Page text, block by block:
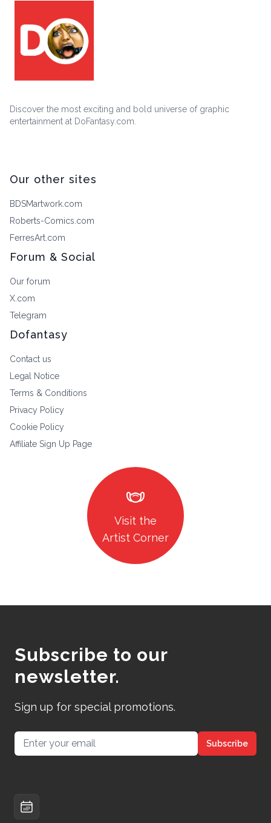
Discover the most exciting and bold universe of graphic
entertainment at DoFantasy.com.
Our other sites
BDSMartwork.com
Roberts-Comics.com
FerresArt.com
Forum & Social
Our forum
X.com
Telegram
Dofantasy
Contact us
Legal Notice
Terms & Conditions
Privacy Policy
Cookie Policy
Affiliate Sign Up Page
masks
Visit the
Artist Corner
Subscribe to our
newsletter.
Sign up for special promotions.
Email address Subscribe